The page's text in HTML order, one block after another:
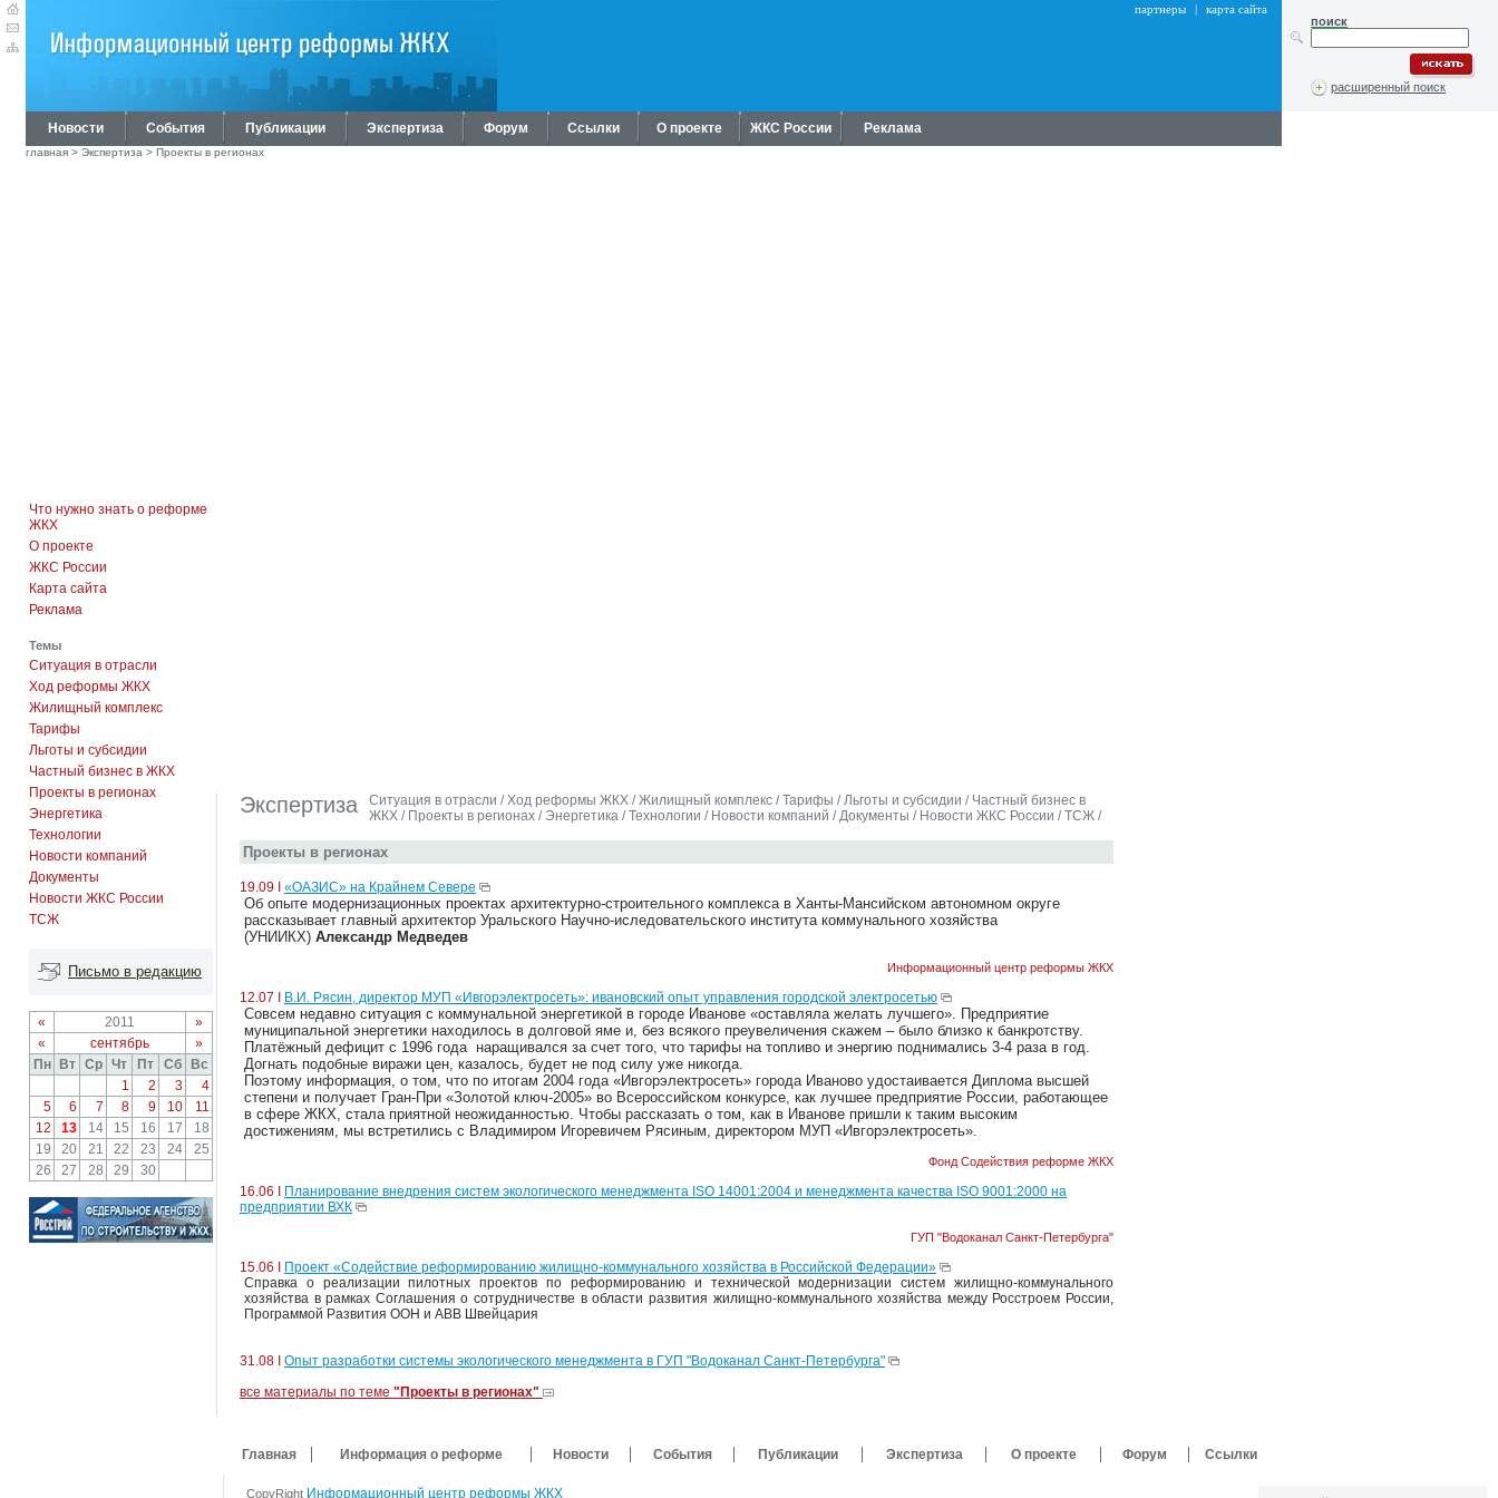
партнеры |
карта сайта
поиск
расширенный поиск
Новости События Публикации Экспертиза Форум Ссылки О проекте ЖКС России Реклама
главная > Экспертиза > Проекты в регионах
Что нужно знать о реформе
ЖКХ
О проекте
ЖКС России
Карта сайта
Реклама
Темы
Ситуация в отрасли
Ход реформы ЖКХ
Жилищный комплекс
Тарифы
Льготы и субсидии
Частный бизнес в ЖКХ
Проекты в регионах
Энергетика
Технологии
Новости компаний
Документы
Новости ЖКС России
ТСЖ
Письмо в редакцию
« 2011
»
«
сентябрь
»
Пн
Вт Ср Чт Пт Сб
Вс
1
2 3
4
5
6 7 8 9 10
11
12
13 14 15 16 17
18
19
20 21 22 23 24
25
26
27 28 29 30
Экспертиза Ситуация в отрасли /Ход реформы ЖКХ /Жилищный комплекс /Тарифы /Льготы и субсидии / Частный бизнес в
ЖКХ / Проекты в регионах / Энергетика /Технологии / Новости компаний /Документы / Новости ЖКС России /ТСЖ /
Проекты в регионах
19.09 I «ОАЗИС» на Крайнем Севере
Об опыте модернизационных проектах архитектурно-строительного комплекса в Ханты-Мансийском автономном округе
рассказывает главный архитектор Уральского Научно-иследовательского института коммунального хозяйства
(УНИИКХ) Александр Медведев
Информационный центр реформы ЖКХ
12.07 I В.И. Рясин, директор МУП «Ивгорэлектросеть»: ивановский опыт управления городской электросетью
Совсем недавно ситуация с коммунальной энергетикой в городе Иванове «оставляла желать лучшего». Предприятие
муниципальной энергетики находилось в долговой яме и, без всякого преувеличения скажем – было близко к банкротству.
Платёжный дефицит с 1996 года наращивался за счет того, что тарифы на топливо и энергию поднимались 3-4 раза в год.
Догнать подобные виражи цен, казалось, будет не под силу уже никогда.
Поэтому информация, о том, что по итогам 2004 года «Ивгорэлектросеть» города Иваново удостаивается Диплома высшей
степени и получает Гран-При «Золотой ключ-2005» во Всероссийском конкурсе, как лучшее предприятие России, работающее
в сфере ЖКХ, стала приятной неожиданностью. Чтобы рассказать о том, как в Иванове пришли к таким высоким
достижениям, мы встретились с Владимиром Игоревичем Рясиным, директором МУП «Ивгорэлектросеть».
Фонд Содействия реформе ЖКХ
16.06 I
Планирование внедрения систем экологического менеджмента ISO 14001:2004 и менеджмента качества ISO 9001:2000 на
предприятии ВХК
ГУП "Водоканал Санкт-Петербурга"
15.06 I
Проект «Содействие реформированию жилищно-коммунального хозяйства в Российской Федерации»
Справка о реализации пилотных проектов по реформированию и технической модернизации систем жилищно-коммунального
хозяйства в рамках Соглашения о сотрудничестве в области развития жилищно-коммунального хозяйства между Росстроем России,
Программой Развития ООН и АВВ Швейцария
31.08 I Опыт разработки системы экологического менеджмента в ГУП "Водоканал Санкт-Петербурга"
все материалы по теме "Проекты в регионах"
Главная Информация о реформе Новости События Публикации Экспертиза О проекте Форум Ссылки
CopyRight Информационный центр реформы ЖКХ